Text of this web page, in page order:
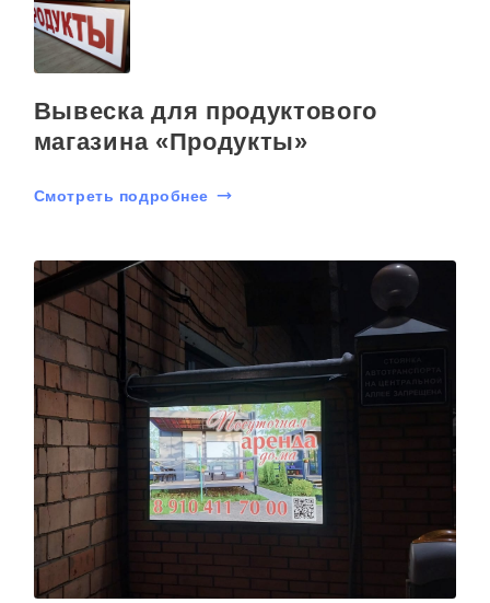
Вывеска для продуктового
магазина «Продукты»
Смотреть подробнее